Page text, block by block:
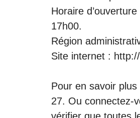
Horaire
17h00.
Région
Site internet :
Pour en savoir
27. Ou connectez-